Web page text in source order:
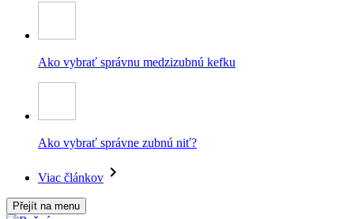
Ako vybrať správnu medzizubnú kefku
Ako vybrať správne zubnú niť?
Viac článkov
Přejít na menu